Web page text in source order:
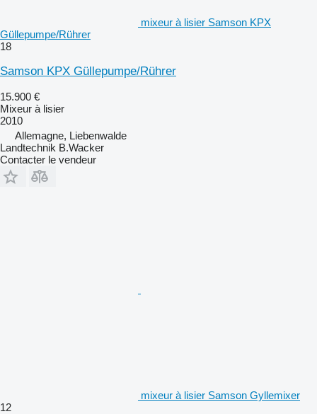
mixeur à lisier Samson KPX
Güllepumpe/Rührer
18
Samson KPX Güllepumpe/Rührer
15.900 €
Mixeur à lisier
2010
Allemagne, Liebenwalde
Landtechnik B.Wacker
Contacter le vendeur
mixeur à lisier Samson Gyllemixer
12